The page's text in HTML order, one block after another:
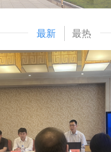
融入人才培养的全过程各
中心”，打造本硕博贯通的
开设“习近平法治思想专门
级课程思政示范课程13门
色教材25部，17部教材获
划教材评审，建设校内外
文化活动季”“校内开庭”等
学“三进”展室正式投入使
htmlnews/
红色血脉、传承红色基
作风，在有效宣传、研究
上，立足我省丰富的文化
积淀，坚定信心、鼓足干
于陕西高质量发展和国家
、锐意进取，不断谱写文
》对新型智库建设作出了
学研究中心将如何贯彻《
：陕西省哲学社会科学研
最新 最热